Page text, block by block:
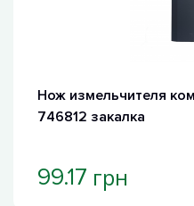
Нож измельчителя
746812 закалка
99.17 грн